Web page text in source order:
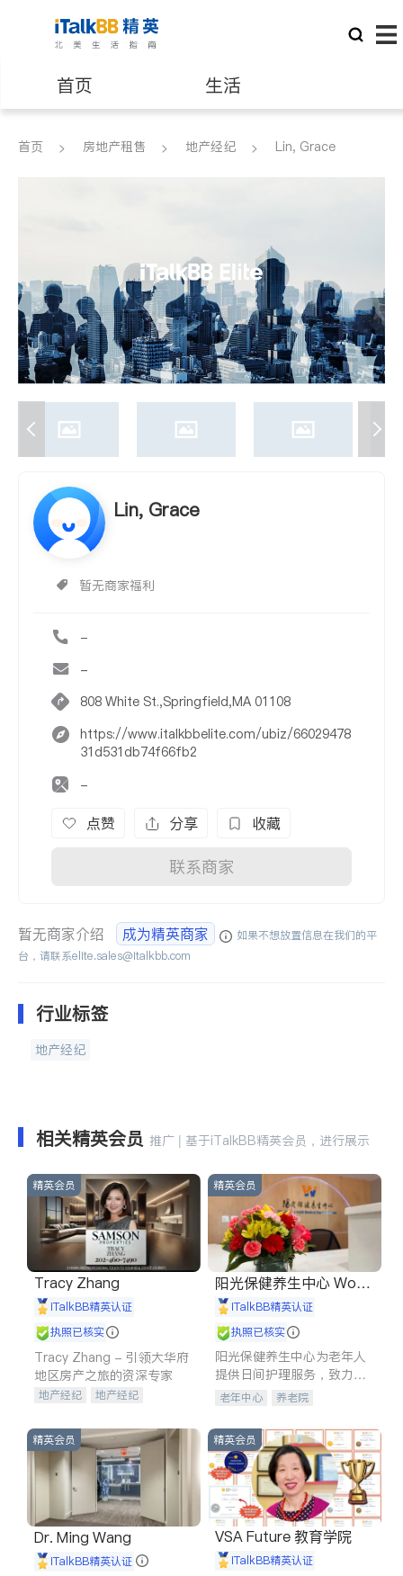
首页 生活
医生 律师
养老 非盈利组织
首页 房地产租售 地产经纪 Lin, Grace
Lin, Grace
暂无商家福利
-
-
808 White St.,Springfield,MA 01108
https://www.italkbbelite.com/ubiz/66029478
31d531db74f66fb2
-
点赞 分享 收藏
联系商家
暂无商家介绍 成为精英商家
如果不想放置信息在我们的平
台，请联系elite.sales@italkbb.com
行业标签
地产经纪
相关精英会员 推广 | 基于iTalkBB精英会员，进行展示
精英会员
Tracy Zhang
iTalkBB精英认证
执照已核实
Tracy Zhang - 引领大华府
地区房产之旅的资深专家
地产经纪
地产经纪
商铺租售
开发商建商
精英会员
阳光保健养生中心 World
shine
iTalkBB精英认证
执照已核实
阳光保健养生中心为老年人
提供日间护理服务，致力于
通过持续的护理创新来有效
老年中心 养老院
精英会员
Dr. Ming Wang
iTalkBB精英认证
精英会员
VSA Future 教育学院
iTalkBB精英认证